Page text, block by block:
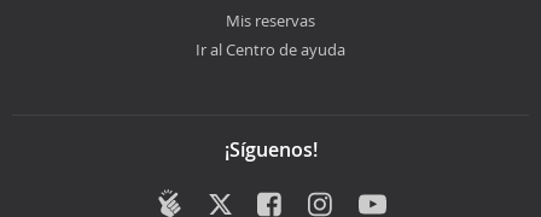
Mis reservas
Ir al Centro de ayuda
¡Síguenos!